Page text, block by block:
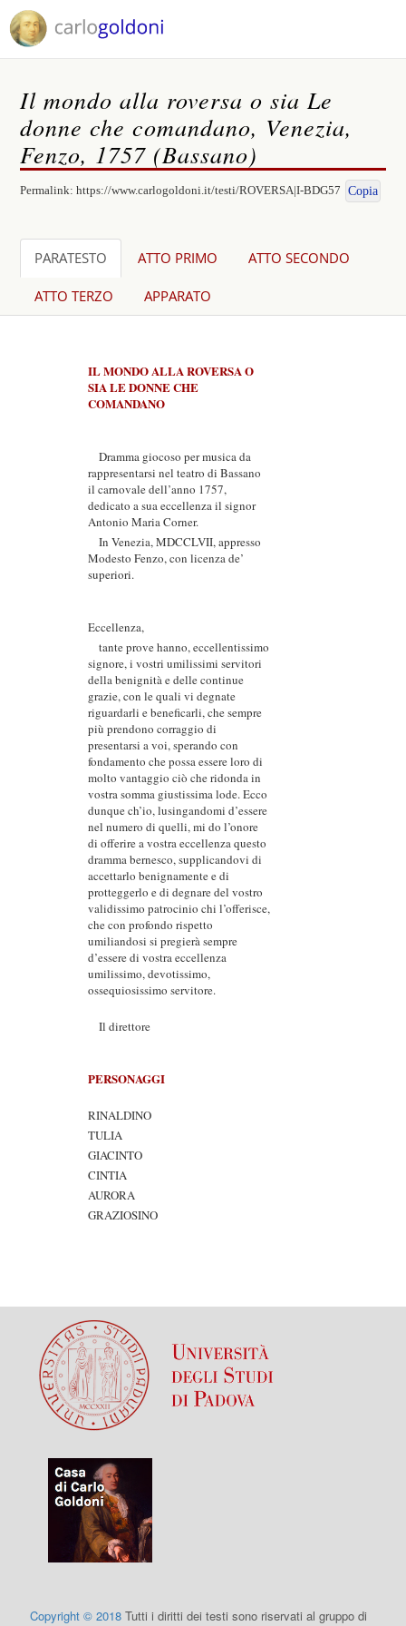
Il mondo alla roversa o sia Le
donne che comandano, Venezia,
Fenzo, 1757 (Bassano)
Permalink:https://www.carlogoldoni.it/testi/ROVERSA|I-BDG57 Copia
PARATESTO ATTO PRIMO ATTO SECONDO
ATTO TERZO APPARATO
IL MONDO ALLA ROVERSA O
SIA LE DONNE CHE
COMANDANO
Dramma giocoso per musica da
rappresentarsi nel teatro di Bassano
il carnovale dell’anno 1757,
dedicato a sua eccellenza il signor
Antonio Maria Corner.
In Venezia, MDCCLVII, appresso
Modesto Fenzo, con licenza de’
superiori.
Eccellenza,
tante prove hanno, eccellentissimo
signore, i vostri umilissimi servitori
della benignità e delle continue
grazie, con le quali vi degnate
riguardarli e beneficarli, che sempre
più prendono corraggio di
presentarsi a voi, sperando con
fondamento che possa essere loro di
molto vantaggio ciò che ridonda in
vostra somma giustissima lode. Ecco
dunque ch’io, lusingandomi d’essere
nel numero di quelli, mi do l’onore
di offerire a vostra eccellenza questo
dramma bernesco, supplicandovi di
accettarlo benignamente e di
protteggerlo e di degnare del vostro
validissimo patrocinio chi l’offerisce,
che con profondo rispetto
umiliandosi si pregierà sempre
d’essere di vostra eccellenza
umilissimo, devotissimo,
ossequiosissimo servitore.
Il direttore
PERSONAGGI
RINALDINO
TULIA
GIACINTO
CINTIA
AURORA
GRAZIOSINO
Copyright © 2018 Tutti i diritti dei testi sono riservati al gruppo di